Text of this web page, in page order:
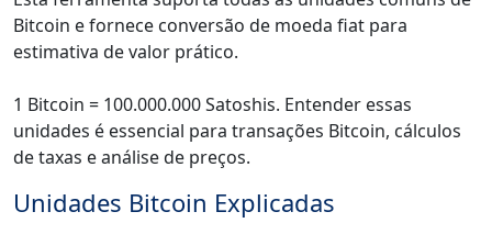
Bitcoin e fornece conversão de moeda fiat para
estimativa de valor prático.
1 Bitcoin = 100.000.000 Satoshis. Entender essas
unidades é essencial para transações Bitcoin, cálculos
de taxas e análise de preços.
Unidades Bitcoin Explicadas